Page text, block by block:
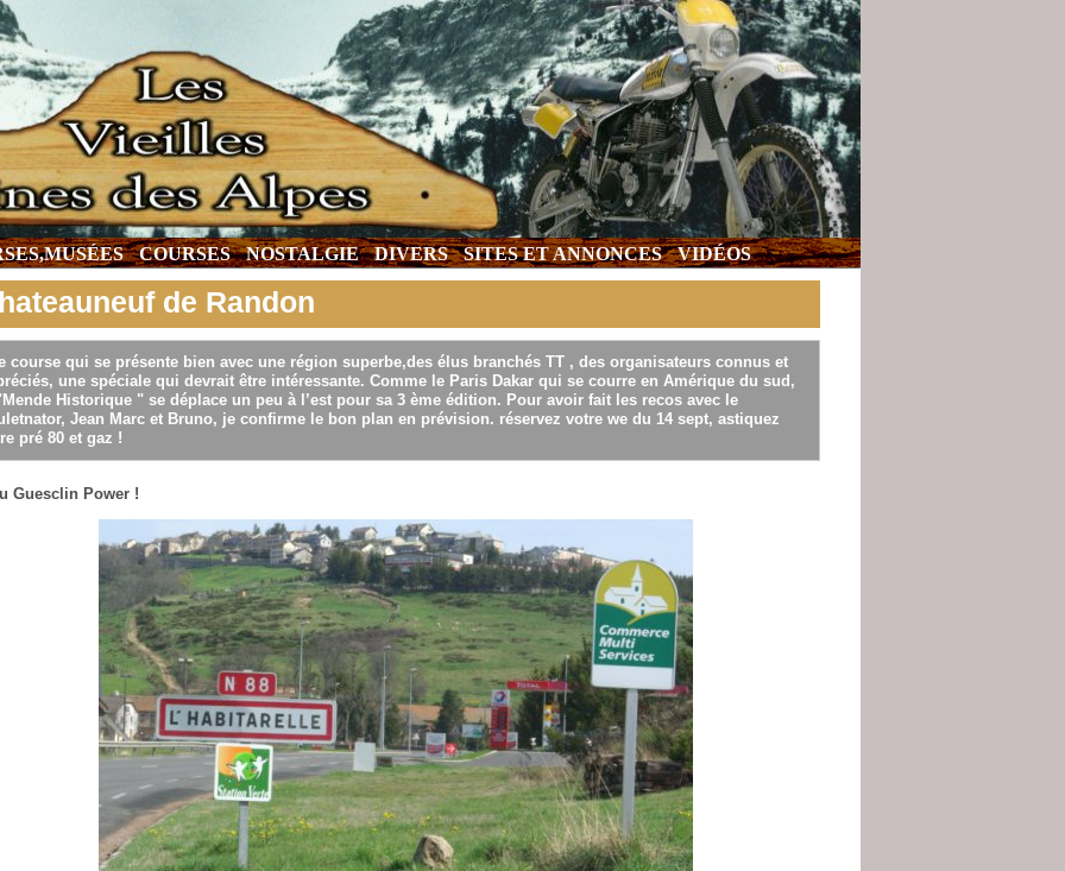
COURSES NOSTALGIE DIVERS SITES ET ANNONCES VIDÉOS
de Randon
course qui se présente bien avec une région superbe,des élus branchés TT , des organisateurs connus et
une spéciale qui devrait être intéressante. Comme le Paris Dakar qui se courre en Amérique du sud,
Historique " se déplace un peu à l’est pour sa 3 ème édition. Pour avoir fait les recos avec le
Jean Marc et Bruno, je confirme le bon plan en prévision. réservez votre we du 14 sept, astiquez
pré 80 et gaz !
Guesclin Power !